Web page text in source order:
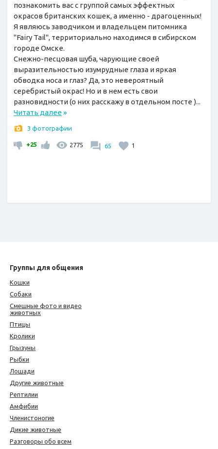
познакомить вас с группой самых эффектных
окрасов британских кошек, а именно - драгоценных!
Я являюсь заводчиком и владельцем питомника
"Fairy Tail", территориально находимся в сибирском
городе Омске.
Снежно-песцовая шуба, чарующие своей
выразительностью изумрудные глаза и яркая
обводка носа и глаз? Да, это невероятный
серебристый окрас! Но и в нем есть свои
разновидности (о них расскажу в отдельном посте )...
Читать далее»
3 фотографии
+25 2775 65 1
Группы для общения
Кошки
Собаки
Смешные фото и видео
животных
Птицы
Кролики
Грызуны
Рыбки
Лошади
Другие животные
Рептилии
Амфибии
Членистоногие
Дикие животные
Разговоры обо всем